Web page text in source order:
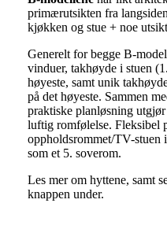
primærutsikten fra
kjøkken og stue + noe
Generelt for begge B-
vinduer, takhøyde i stuen
høyeste, samt unik
på det høyeste. Sammen
praktiske planløsning
luftig romfølelse. Fleksibel
oppholdsrommet/TV-stuen
som et 5. soverom.
Les mer om hyttene, samt
knappen under.